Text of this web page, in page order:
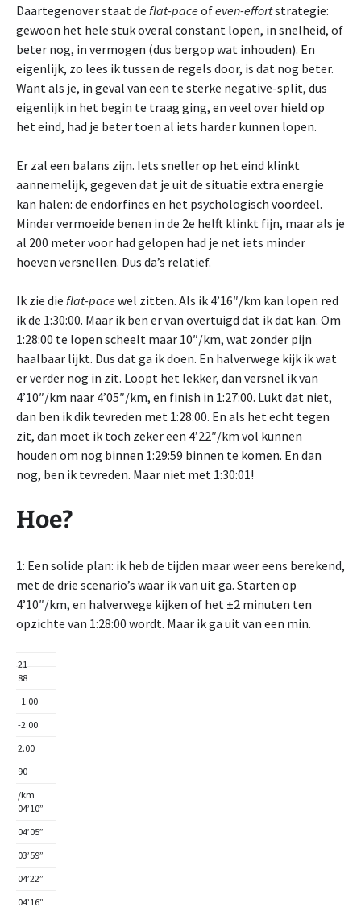
Daartegenover staat de flat-paceofeven-effortstrategie:
gewoon het hele stuk overal constant lopen, in snelheid, of
beter nog, in vermogen (dus bergop wat inhouden). En
eigenlijk, zo lees ik tussen de regels door, is dat nog beter.
Want als je, in geval van een te sterke negative-split, dus
eigenlijk in het begin te traag ging, en veel over hield op
het eind, had je beter toen al iets harder kunnen lopen.
Er zal een balans zijn. Iets sneller op het eind klinkt
aannemelijk, gegeven dat je uit de situatie extra energie
kan halen: de endorfines en het psychologisch voordeel.
Minder vermoeide benen in de 2e helft klinkt fijn, maar als je
al 200 meter voor had gelopen had je net iets minder
hoeven versnellen. Dus da’s relatief.
Ik zie die flat-pacewel zitten. Als ik 4’16″/km kan lopen red
ik de 1:30:00. Maar ik ben er van overtuigd dat ik dat kan. Om
1:28:00 te lopen scheelt maar 10″/km, wat zonder pijn
haalbaar lijkt. Dus dat ga ik doen. En halverwege kijk ik wat
er verder nog in zit. Loopt het lekker, dan versnel ik van
4’10″/km naar 4’05″/km, en finish in 1:27:00. Lukt dat niet,
dan ben ik dik tevreden met 1:28:00. En als het echt tegen
zit, dan moet ik toch zeker een 4’22″/km vol kunnen
houden om nog binnen 1:29:59 binnen te komen. En dan
nog, ben ik tevreden. Maar niet met 1:30:01!
Hoe?
1: Een solide plan: ik heb de tijden maar weer eens berekend,
met de drie scenario’s waar ik van uit ga. Starten op
4’10″/km, en halverwege kijken of het ±2 minuten ten
opzichte van 1:28:00 wordt. Maar ik ga uit van een min.
21
88
-1.00
-2.00
2.00
90
/km
04’10”
04’05”
03’59”
04’22”
04’16”